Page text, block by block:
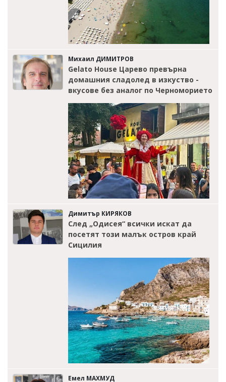
Михаил ДИМИТРОВ
Gelato House Царево превърна
домашния сладолед в изкуство -
вкусове без аналог по Черноморието
Димитър КИРЯКОВ
След „Одисея“ всички искат да
посетят този малък остров край
Сицилия
Емел МАХМУД